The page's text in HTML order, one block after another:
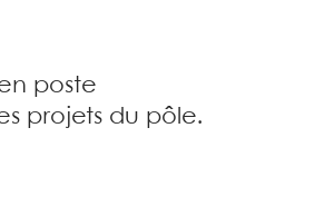
poste
projets du pôle.